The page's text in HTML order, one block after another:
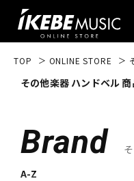
エレ
キー
TOP ONLINE STORE
その他楽器 ハンドベル
Brand
A-Z